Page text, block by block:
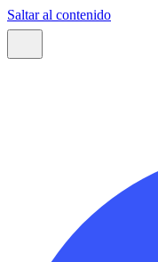
Saltar al contenido